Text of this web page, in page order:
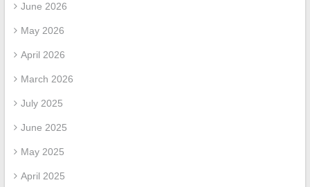
June 2026
May 2026
April 2026
March 2026
July 2025
June 2025
May 2025
April 2025